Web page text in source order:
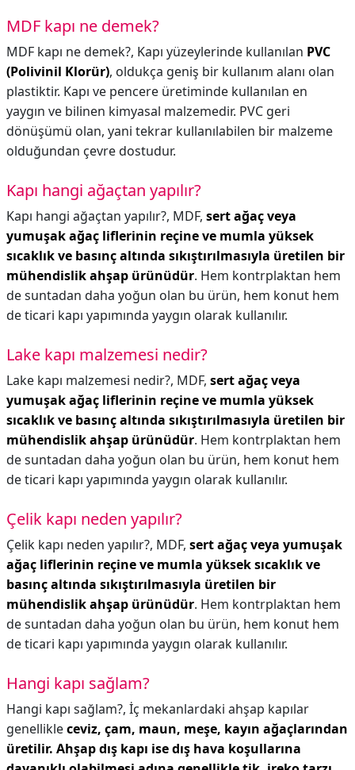
MDF kapı ne demek?
MDF kapı ne demek?, Kapı yüzeylerinde kullanılan PVC
(Polivinil Klorür), oldukça geniş bir kullanım alanı olan
plastiktir. Kapı ve pencere üretiminde kullanılan en
yaygın ve bilinen kimyasal malzemedir. PVC geri
dönüşümü olan, yani tekrar kullanılabilen bir malzeme
olduğundan çevre dostudur.
Kapı hangi ağaçtan yapılır?
Kapı hangi ağaçtan yapılır?, MDF, sert ağaç veya
yumuşak ağaç liflerinin reçine ve mumla yüksek
sıcaklık ve basınç altında sıkıştırılmasıyla üretilen bir
mühendislik ahşap ürünüdür. Hem kontrplaktan hem
de suntadan daha yoğun olan bu ürün, hem konut hem
de ticari kapı yapımında yaygın olarak kullanılır.
Lake kapı malzemesi nedir?
Lake kapı malzemesi nedir?, MDF, sert ağaç veya
yumuşak ağaç liflerinin reçine ve mumla yüksek
sıcaklık ve basınç altında sıkıştırılmasıyla üretilen bir
mühendislik ahşap ürünüdür. Hem kontrplaktan hem
de suntadan daha yoğun olan bu ürün, hem konut hem
de ticari kapı yapımında yaygın olarak kullanılır.
Çelik kapı neden yapılır?
Çelik kapı neden yapılır?, MDF, sert ağaç veya yumuşak
ağaç liflerinin reçine ve mumla yüksek sıcaklık ve
basınç altında sıkıştırılmasıyla üretilen bir
mühendislik ahşap ürünüdür. Hem kontrplaktan hem
de suntadan daha yoğun olan bu ürün, hem konut hem
de ticari kapı yapımında yaygın olarak kullanılır.
Hangi kapı sağlam?
Hangi kapı sağlam?, İç mekanlardaki ahşap kapılar
genellikleceviz, çam, maun, meşe, kayın ağaçlarından
üretilir. Ahşap dış kapı ise dış hava koşullarına